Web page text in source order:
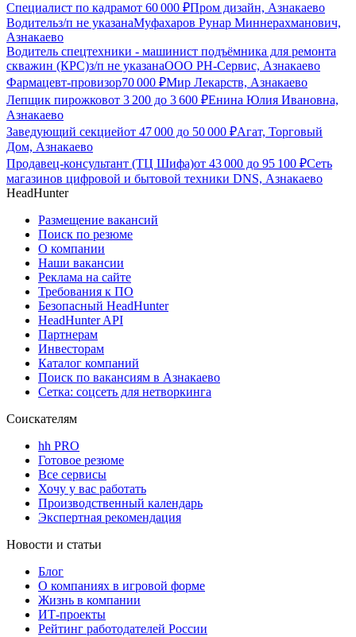
Специалист по кадрамот 60 000 ₽Пром дизайн, Азнакаево
Водительз/п не указанаМуфахаров Рунар Миннерахманович,
Азнакаево
Водитель спецтехники - машинист подъёмника для ремонта
скважин (КРС)з/п не указанаООО РН-Сервис, Азнакаево
Фармацевт-провизор70 000 ₽Мир Лекарств, Азнакаево
Лепщик пирожковот 3 200 до 3 600 ₽Енина Юлия Ивановна,
Азнакаево
Заведующий секциейот 47 000 до 50 000 ₽Агат, Торговый
Дом, Азнакаево
Продавец-консультант (ТЦ Шифа)от 43 000 до 95 100 ₽Сеть
магазинов цифровой и бытовой техники DNS, Азнакаево
HeadHunter
Размещение вакансий
Поиск по резюме
О компании
Наши вакансии
Реклама на сайте
Требования к ПО
Безопасный HeadHunter
HeadHunter API
Партнерам
Инвесторам
Каталог компаний
Поиск по вакансиям в Азнакаево
Сетка: соцсеть для нетворкинга
Соискателям
hh PRO
Готовое резюме
Все сервисы
Хочу у вас работать
Производственный календарь
Экспертная рекомендация
Новости и статьи
Блог
О компаниях в игровой форме
Жизнь в компании
ИТ-проекты
Рейтинг работодателей России